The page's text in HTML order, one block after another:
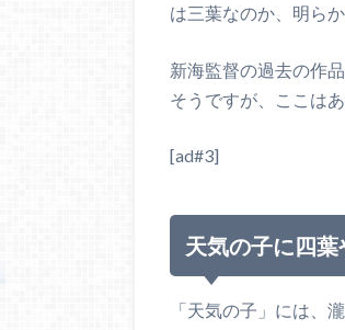
は三葉なのか、明ら
新海監督の過去の作
そうですが、ここは
[ad#3]
天気の子に四葉
「天気の子」には、